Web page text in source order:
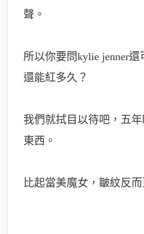
聲。
所以你要問kylie jenner還
還能紅多久？
我們就拭目以待吧，五
東西。
比起當美魔女，皺紋反